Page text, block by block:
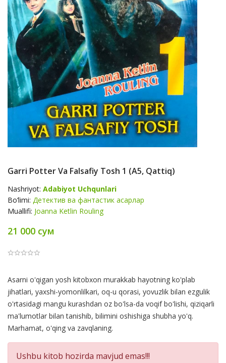
Garri Potter Va Falsafiy Tosh 1 (А5, Qattiq)
Nashriyot: Adabiyot Uchqunlari
Bo‘limi: Детектив ва фантастик асарлар
Muallifi: Joanna Ketlin Rouling
21 000 сум
Product
Summery
Asarni o'qigan yosh kitobxon murakkab hayotning ko'plab
jihatlari, yaxshi-yomonlilkari, oq-u qorasi, yovuzlik bilan ezgulik
o'rtasidagi mangu kurashdan oz bo'lsa-da voqif bo'lishi, qiziqarli
ma'lumotlar bilan tanishib, bilimini oshishiga shubha yo'q.
Marhamat, o'qing va zavqlaning.
Ushbu kitob hozirda mavjud emas!!!